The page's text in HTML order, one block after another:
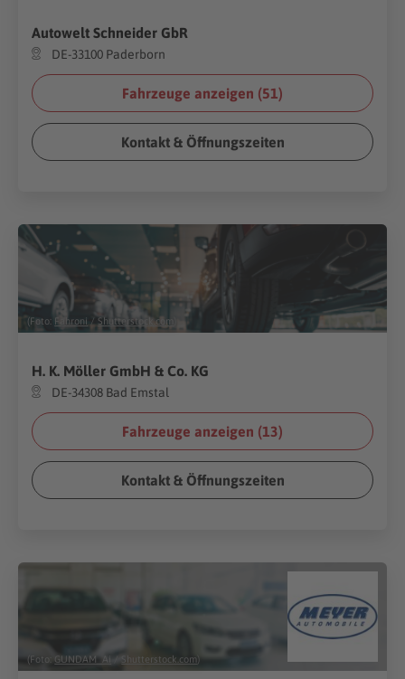
Autowelt Schneider GbR
DE-33100 Paderborn
Fahrzeuge anzeigen (51)
Kontakt & Öffnungszeiten
(Foto: Fahroni / Shutterstock.com
H. K. Möller GmbH & Co. KG
DE-34308 Bad Emstal
Fahrzeuge anzeigen (13)
Kontakt & Öffnungszeiten
(Foto: GUNDAM_Ai / Shutterstock.com)